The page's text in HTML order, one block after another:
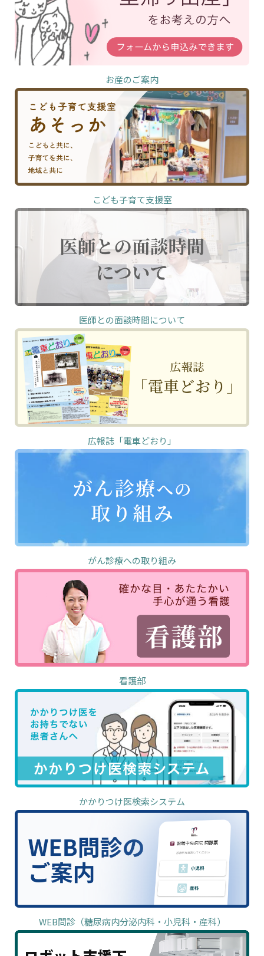
お産のご案内
こども子育て支援室
医師との面談時間について
広報誌「電車どおり」
がん診療への取り組み
看護部
かかりつけ医検索システム
WEB問診（糖尿病内分泌内科・小児科・産科）